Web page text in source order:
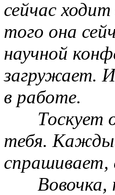
сейчас
того она
научной
загружает.
в работе.
Тоскует
тебя.
спрашивает,